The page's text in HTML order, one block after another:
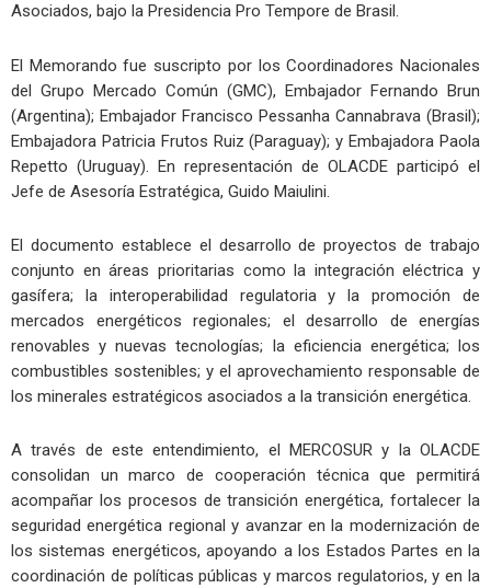
Asociados, bajo la Presidencia Pro Tempore de Brasil.
El Memorando fue suscripto por los Coordinadores Nacionales
del Grupo Mercado Común (GMC), Embajador Fernando Brun
(Argentina); Embajador Francisco Pessanha Cannabrava (Brasil);
Embajadora Patricia Frutos Ruiz (Paraguay); y Embajadora Paola
Repetto (Uruguay). En representación de OLACDE participó el
Jefe de Asesoría Estratégica, Guido Maiulini.
El documento establece el desarrollo de proyectos de trabajo
conjunto en áreas prioritarias como la integración eléctrica y
gasífera; la interoperabilidad regulatoria y la promoción de
mercados energéticos regionales; el desarrollo de energías
renovables y nuevas tecnologías; la eficiencia energética; los
combustibles sostenibles; y el aprovechamiento responsable de
los minerales estratégicos asociados a la transición energética.
A través de este entendimiento, el MERCOSUR y la OLACDE
consolidan un marco de cooperación técnica que permitirá
acompañar los procesos de transición energética, fortalecer la
seguridad energética regional y avanzar en la modernización de
los sistemas energéticos, apoyando a los Estados Partes en la
coordinación de políticas públicas y marcos regulatorios, y en la